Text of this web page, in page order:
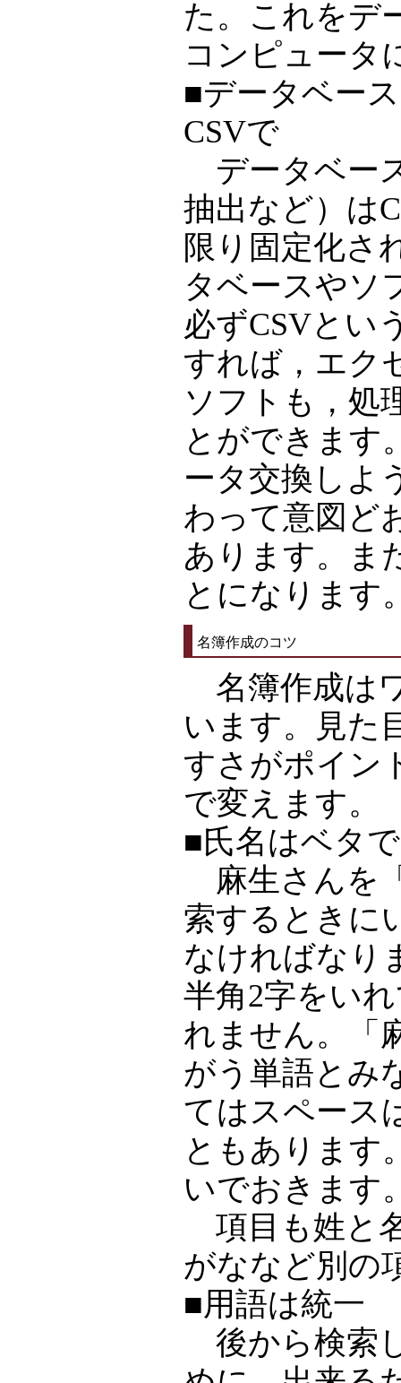
た。これをデ
コンピュータ
■データベー
CSVで
データベー
抽出など）は
限り固定化さ
タベースやソ
必ずCSVとい
すれば，エク
ソフトも，処
とができます
ータ交換しよ
わって意図ど
あります。ま
とになります
名簿作成のコツ
名簿作成は
います。見た
すさがポイン
で変えます。
■氏名はベタ
麻生さんを
索するときに
なければなり
半角2字をい
れません。「
がう単語とみ
てはスペース
ともあります
いでおきます
項目も姓と
がななど別の
■用語は統一
後から検索